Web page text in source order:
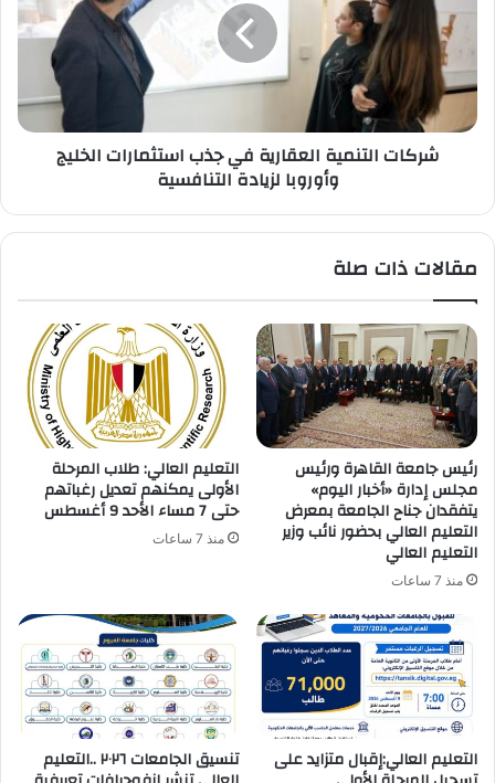
جذب
استثمارات
الخليج
وأوروبا
لزيادة
التنافسيةشركات التنمية العقارية في جذب استثمارات الخليج
وأوروبا لزيادة التنافسية
مقالات ذات صلة
رئيس جامعة القاهرة ورئيس
مجلس إدارة «أخبار اليوم»
يتفقدان جناح الجامعة بمعرض
التعليم العالي بحضور نائب وزير
التعليم العالي
منذ 7 ساعات
التعليم العالي: طلاب المرحلة
الأولى يمكنهم تعديل رغباتهم
حتى 7 مساء الأحد 9 أغسطس
منذ 7 ساعات
التعليم العالي:إقبال متزايد على تنسيق الجامعات ٢٠٢٦ ..التعليم